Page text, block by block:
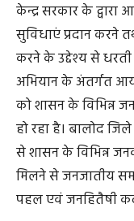
केन्द्र सरकार के द्वारा
सुविधाएं प्रदान करने
करने के उद्देश्य से
अभियान के अंतर्गत
को शासन के विभिन्न
हो रहा है। बालोद
से शासन के विभिन्न
मिलने से जनजातीय
पहल एवं जनहितैषी